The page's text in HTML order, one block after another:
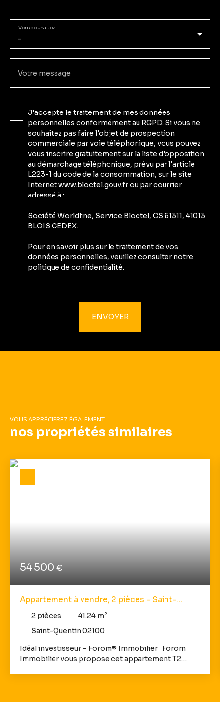
-
Vous souhaitez
Votre message
J'accepte le traitement de mes données
personnelles conformément au RGPD. Si vous ne
souhaitez pas faire l'objet de prospection
commerciale par voie téléphonique, vous pouvez
vous inscrire gratuitement sur la liste d'opposition
au démarchage téléphonique, prévu par l'article
L223-1 du code de la consommation, sur le site
Internet www.bloctel.gouv.fr ou par courrier
adressé à :
Société Worldline, Service Bloctel, CS 61311, 41013
BLOIS CEDEX.
Pour en savoir plus sur le traitement de vos
données personnelles, veuillez consulter notre
politique de confidentialité.
ENVOYER
VOUS APPRÉCIEREZ ÉGALEMENT
nos propriétés similaires
54 500 €
Appartement à vendre, 2 pièces - Saint-
Quentin 02100
2 pièces 41.24 m²
Saint-Quentin 02100
Idéal investisseur – Forom® Immobilier Forom
Immobilier vous propose cet appartement T2